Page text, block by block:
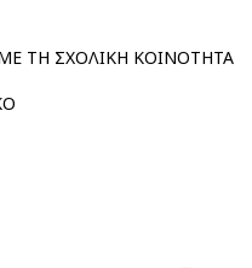
ΤΗ ΣΧΟΛΙΚΗ ΚΟΙΝΟΤΗΤΑ